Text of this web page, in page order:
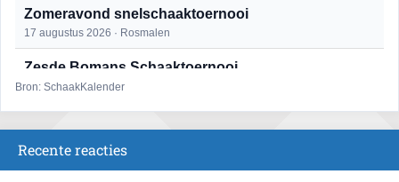
Zomeravond snelschaaktoernooi
17 augustus 2026 · Rosmalen
Zesde Bomans Schaaktoernooi
17 augustus 2026 · Haarlem
Persoonlijk Kampioenschap RSB/RSB Open 2026
Bron: SchaakKalender
Recente reacties